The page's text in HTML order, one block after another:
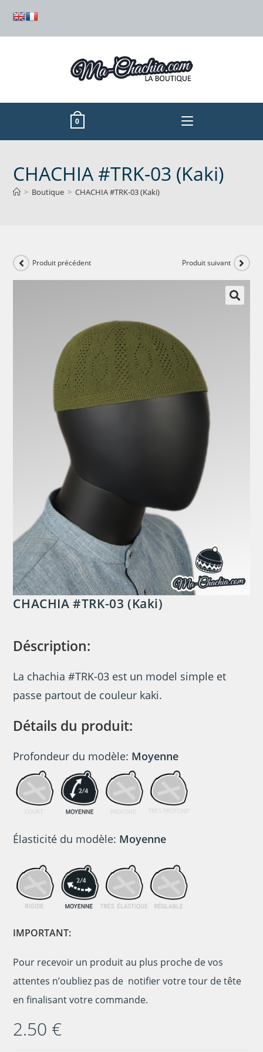
0
CHACHIA #TRK-03 (Kaki)
> Boutique > CHACHIA #TRK-03 (Kaki)
Produit précédent Produit suivant
CHACHIA #TRK-03 (Kaki)
Déscription:
La chachia #TRK-03 est un model simple et
passe partout de couleur kaki.
Détails du produit:
Profondeur du modèle: Moyenne
Élasticité du modèle: Moyenne
IMPORTANT:
Pour recevoir un produit au plus proche de vos
attentes n’oubliez pas de notifier votre tour de tête
en finalisant votre commande.
2.50 €